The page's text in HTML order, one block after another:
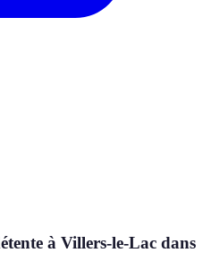
à Villers-le-Lac dans